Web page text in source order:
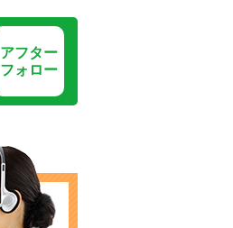
アフター
フォロー